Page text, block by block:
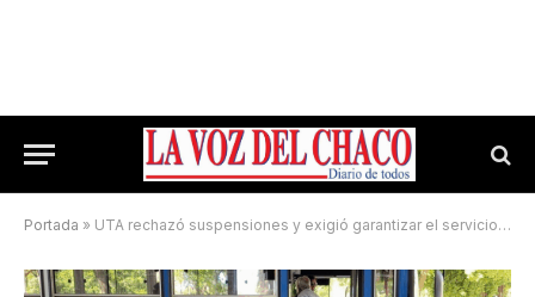
Portada » UTA rechazó suspensiones y exigió garantizar el servicio y el salario